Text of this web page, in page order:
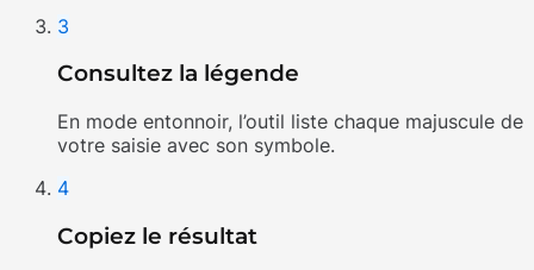
3
Consultez la légende
En mode entonnoir, l’outil liste chaque majuscule de
votre saisie avec son symbole.
4
Copiez le résultat